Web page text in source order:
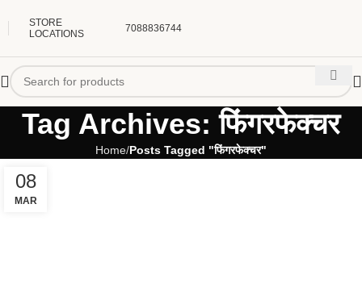
STORE
LOCATIONS
7088836744
Tag Archives: फिंगरफेक्चर
Home Posts Tagged "फिंगरफेक्चर"
08
MAR